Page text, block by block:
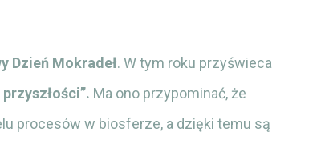
Dzień Mokradeł. W tym roku przyświeca
Ma ono przypominać, że
procesów w biosferze, a dzięki temu są